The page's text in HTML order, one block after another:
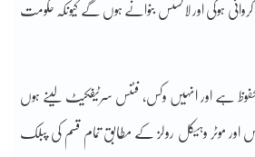
ہوگی اور لائسنس بنوانے ہوں گے کیونکہ حکومت
ہے اور انہیں وکس، فٹنس سرٹیفکیٹ لینے ہوں
اور موٹر وہیکل رولز کے مطابق تمام قسم کی پبلک